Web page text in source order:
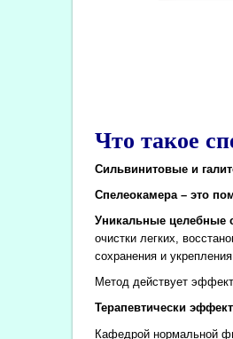
Что такое
Сильвинитовые и
Спелеокамера – это
Уникальные целебные
очистки легких,
сохранения и
Метод действует
Терапевтически
Кафедрой нормальной